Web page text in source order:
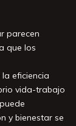
parecen
que los
eficiencia
vida-trabajo
y bienestar se